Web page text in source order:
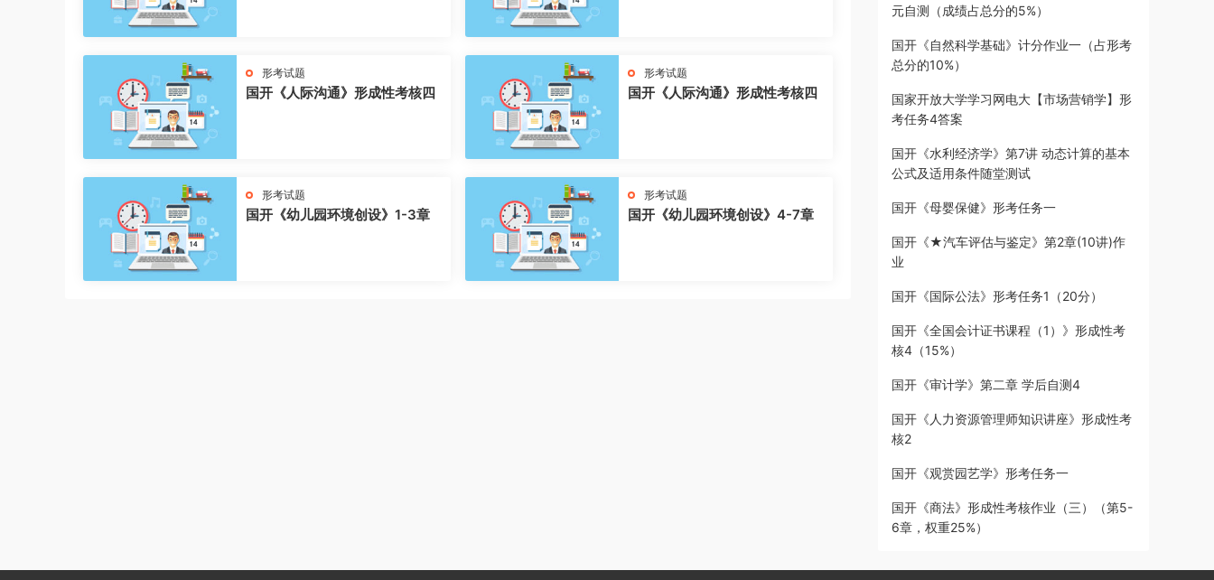
形考试题
国开《人际沟通》形成性考核四
形考试题
国开《人际沟通》形成性考核四
形考试题
国开《幼儿园环境创设》1-3章
形考试题
国开《幼儿园环境创设》4-7章
元自测（成绩占总分的5%）
国开《自然科学基础》计分作业一（占形考
总分的10%）
国家开放大学学习网电大【市场营销学】形
考任务4答案
国开《水利经济学》第7讲 动态计算的基本
公式及适用条件随堂测试
国开《母婴保健》形考任务一
国开《★汽车评估与鉴定》第2章(10讲)作
业
国开《国际公法》形考任务1（20分）
国开《全国会计证书课程（1）》形成性考
核4（15%）
国开《审计学》第二章 学后自测4
国开《人力资源管理师知识讲座》形成性考
核2
国开《观赏园艺学》形考任务一
国开《商法》形成性考核作业（三）（第5-
6章，权重25%）